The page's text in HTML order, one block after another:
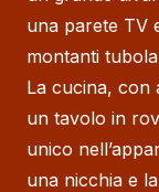
una parete TV
montanti
La cucina, con
un tavolo in
unico
una nicchia e